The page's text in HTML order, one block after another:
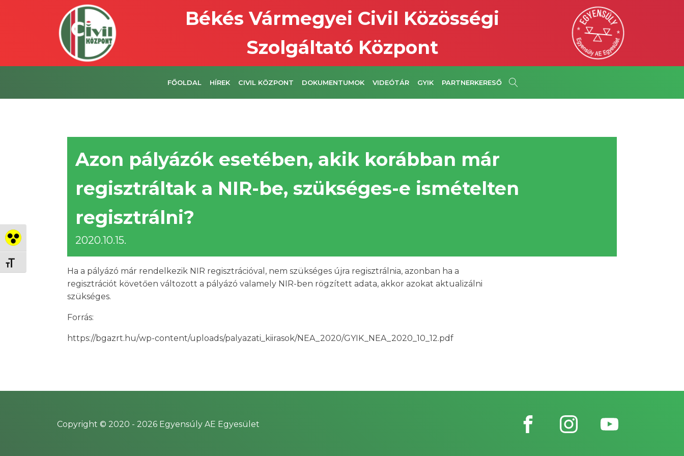
Nagy kontraszt váltása
Betűméret váltása
Békés Vármegyei Civil Közösségi
Szolgáltató Központ
FŐOLDAL HÍREK CIVIL KÖZPONT DOKUMENTUMOK VIDEÓTÁR GYIK PARTNERKERESŐ
Azon pályázók esetében, akik korábban már
regisztráltak a NIR-be, szükséges-e ismételten
regisztrálni?
2020.10.15.
Ha a pályázó már rendelkezik NIR regisztrációval, nem szükséges újra regisztrálnia, azonban ha a
regisztrációt követően változott a pályázó valamely NIR-ben rögzített adata, akkor azokat aktualizálni
szükséges.
Forrás:
https://bgazrt.hu/wp-content/uploads/palyazati_kiirasok/NEA_2020/GYIK_NEA_2020_10_12.pdf
Copyright © 2020 - 2026 Egyensúly AE Egyesület